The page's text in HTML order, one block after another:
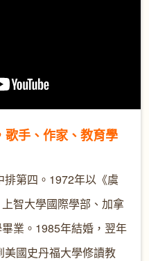
手、作家、教育學
第四。1972年以《虞
智大學國際學部、加拿
業。1985年結婚，翌年
國史丹福大學修讀教